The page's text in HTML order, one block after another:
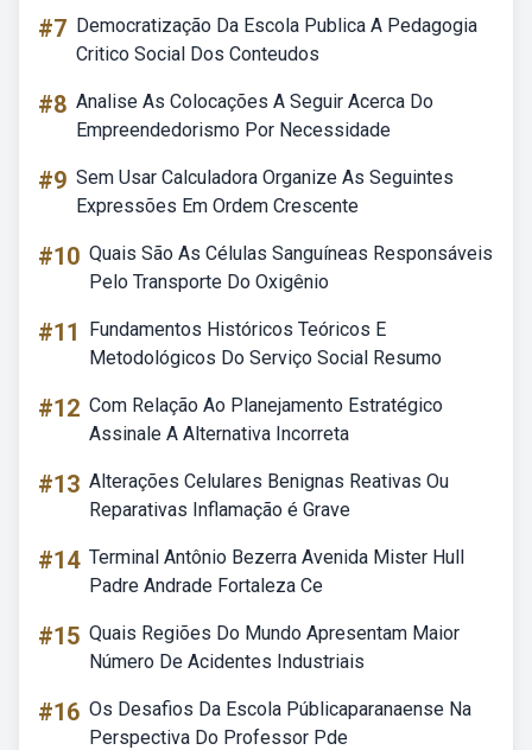
#7 Democratização Da Escola Publica A Pedagogia
Critico Social Dos Conteudos
#8 Analise As Colocações A Seguir Acerca Do
Empreendedorismo Por Necessidade
#9 Sem Usar Calculadora Organize As Seguintes
Expressões Em Ordem Crescente
#10 Quais São As Células Sanguíneas Responsáveis
Pelo Transporte Do Oxigênio
#11
Fundamentos Históricos Teóricos E
Metodológicos Do Serviço Social Resumo
#12 Com Relação Ao Planejamento Estratégico
Assinale A Alternativa Incorreta
#13 Alterações Celulares Benignas Reativas Ou
Reparativas Inflamação é Grave
#14 Terminal Antônio Bezerra Avenida Mister Hull
Padre Andrade Fortaleza Ce
#15 Quais Regiões Do Mundo Apresentam Maior
Número De Acidentes Industriais
#16 Os Desafios Da Escola Públicaparanaense Na
Perspectiva Do Professor Pde